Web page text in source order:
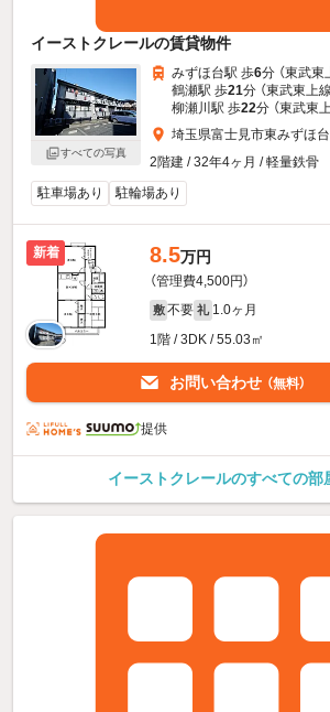
イーストクレールの賃貸物件
すべての写真
みずほ台駅 歩6分 （東武東
鶴瀬駅 歩21分 （東武東上線
柳瀬川駅 歩22分 （東武東上
埼玉県富士見市東みずほ
2階建 / 32年4ヶ月 / 軽量鉄骨
駐車場あり
駐輪場あり
新着 8.5万円
（管理費4,500円）
敷 不要 礼 1.0ヶ月
1階 / 3DK / 55.03㎡
お問い合わせ （無料）
提供
イーストクレールのすべての部